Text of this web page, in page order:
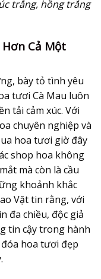
trắng, hồng trắng
Cả Một
bày tỏ tình yêu
tươi Cà Mau luôn
tải cảm xúc. Với
chuyên nghiệp và
hoa tươi giờ đây
shop hoa không
mà còn là cầu
khoảnh khắc
Vặt tin rằng, với
đa chiều, độc giả
tin cậy trong hành
hoa tươi đẹp